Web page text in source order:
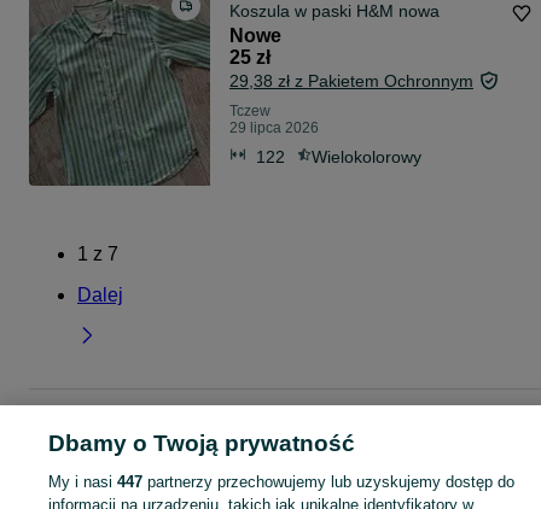
Koszula w paski H&M nowa
Nowe
25 zł
29,38 zł z Pakietem Ochronnym
Tczew
29 lipca 2026
122 Wielokolorowy
1 z 7
Dalej
Pomorskie
Koszule - Tczew
Dbamy o Twoją prywatność
My i nasi 447partnerzy przechowujemy lub uzyskujemy dostęp do
informacji na urządzeniu, takich jak unikalne identyfikatory w